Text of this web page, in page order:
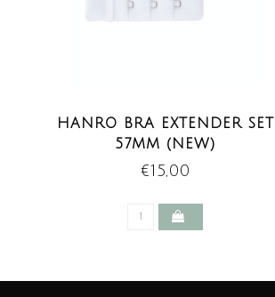
HANRO BRA EXTENDER SET
57MM (NEW)
€15,00